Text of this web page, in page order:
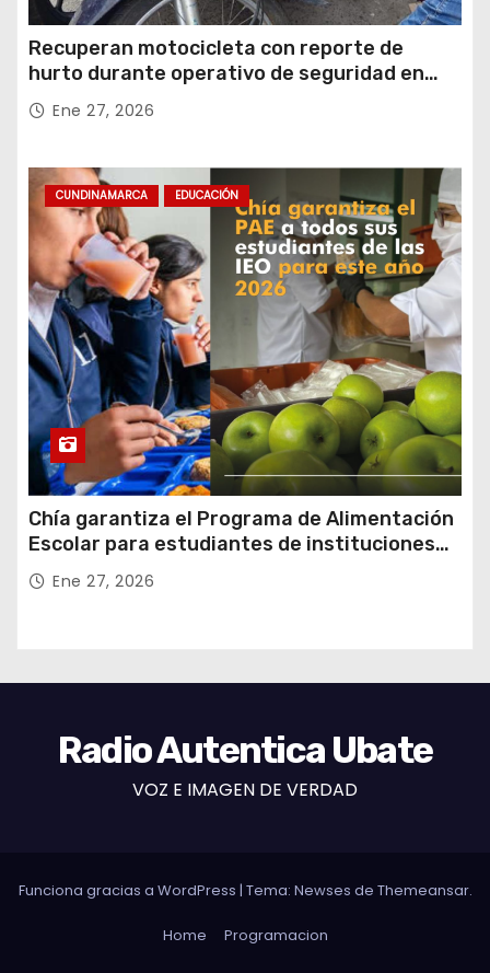
Recuperan motocicleta con reporte de
hurto durante operativo de seguridad en
Rafael Uribe Uribe
Ene 27, 2026
CUNDINAMARCA EDUCACIÓN
Chía garantiza el Programa de Alimentación
Escolar para estudiantes de instituciones
oficiales
Ene 27, 2026
Radio Autentica Ubate
VOZ E IMAGEN DE VERDAD
Funciona gracias a WordPress | Tema: Newses de Themeansar.
Home Programacion